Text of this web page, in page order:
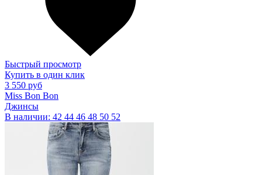
Быстрый просмотр
Купить в один клик
3 550 руб
Miss Bon Bon
Джинсы
В наличии: 42 44 46 48 50 52